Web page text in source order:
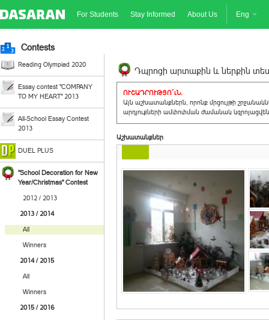
For Students Stay Informed About Us Eng
Contests
Reading Olympiad 2020
Essay contest "COMPANY
TO MY HEART" 2013
All-School Essay Contest
2013
DUEL PLUS
"School Decoration for New
Year/Christmas" Contest
2012 / 2013
2013 / 2014
All
Winners
2014 / 2015
All
Winners
2015 / 2016
Դպրոցի արտաքին և ներքին
ՈՒՇԱԴՐՈՒԹՅՈ´ւՆ.
Այն աշխատանքներն, որոնք մրցույթի
արդյուքների ամփոփման ժամանակ
Աշխատանքներ